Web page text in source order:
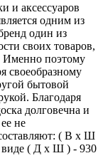
и аксессуаров
одним из
один из
своих товаров,
Именно поэтому
своеобразному
бытовой
Благодаря
долговечна и
не
( В х Ш
виде ( Д х Ш ) - 930